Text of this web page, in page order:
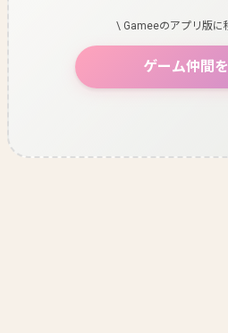
\ Gameeのアプリ版に
ゲーム仲間